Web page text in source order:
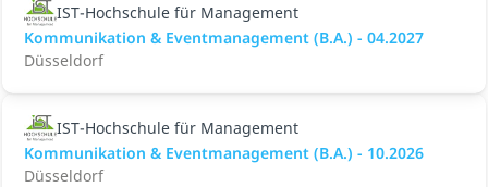
IST-Hochschule für Management
Kommunikation & Eventmanagement (B.A.) - 04.2027
Düsseldorf
IST-Hochschule für Management
Kommunikation & Eventmanagement (B.A.) - 10.2026
Düsseldorf